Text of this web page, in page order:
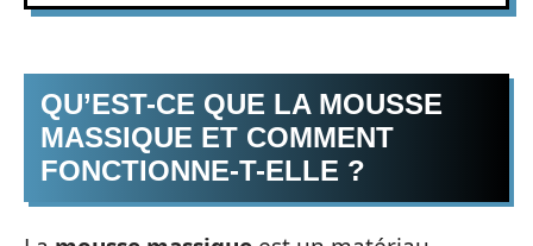
QU’EST-CE QUE LA MOUSSE
MASSIQUE ET COMMENT
FONCTIONNE-T-ELLE ?